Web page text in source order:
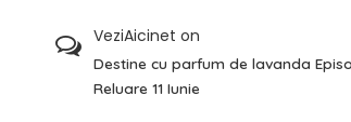
VeziAicinet on
Destine cu parfum de lavanda
Reluare 11 Iunie